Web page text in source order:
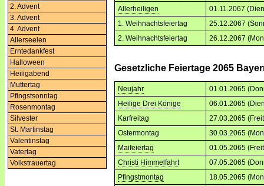
2. Advent
3. Advent
4. Advent
Allerseelen
Erntedankfest
Halloween
Heiligabend
Muttertag
Pfingstsonntag
Rosenmontag
Silvester
St. Martinstag
Valentinstag
Vatertag
Volkstrauertag
Allerheiligen
01.11.2067
1. Weihnachtsfeiertag
25.12.2067
2. Weihnachtsfeiertag
26.12.2067
Gesetzliche Feiertage 2065
Neujahr
01.01.2065
Heilige Drei Könige
06.01.2065
Karfreitag
27.03.2065
Ostermontag
30.03.2065
Maifeiertag
01.05.2065
Christi Himmelfahrt
07.05.2065
Pfingstmontag
18.05.2065